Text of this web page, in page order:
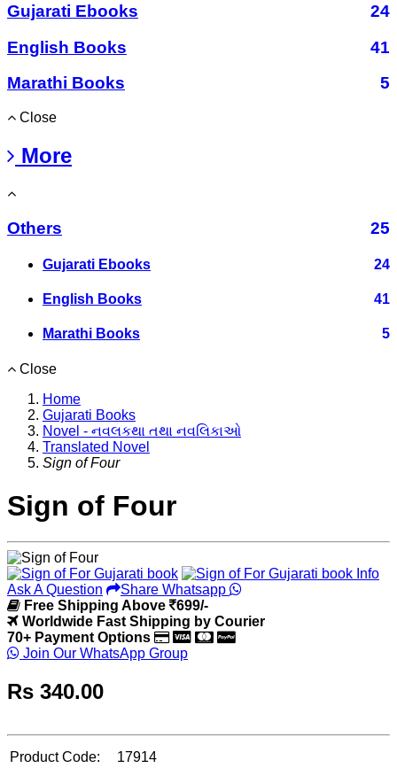
Gujarati Ebooks
24
English Books
41
Marathi Books
5
Close
More
Others 25
Gujarati Ebooks 24
English Books 41
Marathi Books 5
Close
Home
Gujarati Books
Novel - નવલકથા તથા નવલિકાઓ
Translated Novel
Sign of Four
Sign of Four
Ask A Question
Share Whatsapp
Free Shipping Above
699/-
Worldwide Fast Shipping by Courier
70+ Payment Options
Join Our WhatsApp Group
Rs 340.00
Product Code:
17914